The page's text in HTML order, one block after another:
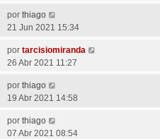
por thiago
21 Jun 2021 15:34
por tarcisiomiranda
26 Abr 2021 11:27
por thiago
19 Abr 2021 14:58
por thiago
07 Abr 2021 08:54